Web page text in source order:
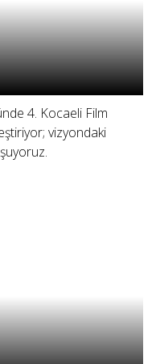
4. Kocaeli Film
vizyondaki